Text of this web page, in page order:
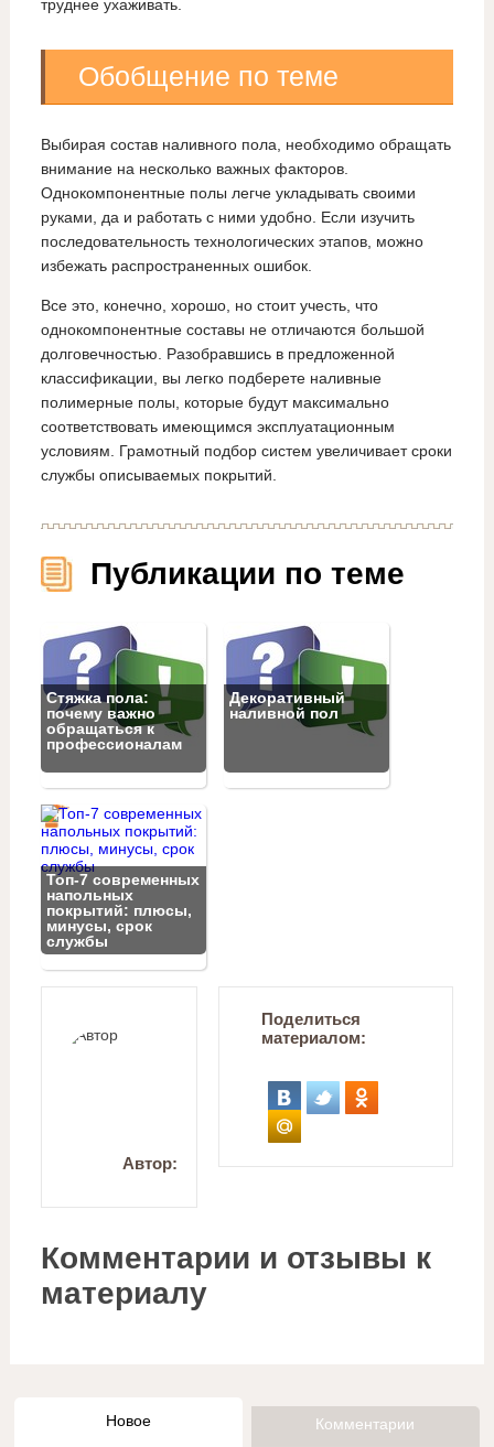
труднее ухаживать.
Обобщение по теме
Выбирая состав наливного пола, необходимо обращать
внимание на несколько важных факторов.
Однокомпонентные полы легче укладывать своими
руками, да и работать с ними удобно. Если изучить
последовательность технологических этапов, можно
избежать распространенных ошибок.
Все это, конечно, хорошо, но стоит учесть, что
однокомпонентные составы не отличаются большой
долговечностью. Разобравшись в предложенной
классификации, вы легко подберете наливные
полимерные полы, которые будут максимально
соответствовать имеющимся эксплуатационным
условиям. Грамотный подбор систем увеличивает сроки
службы описываемых покрытий.
Публикации по теме
Стяжка пола:
почему важно
обращаться к
профессионалам
Декоративный
наливной пол
Топ‑7 современных
напольных
покрытий: плюсы,
минусы, срок
службы
Автор:
Поделиться
материалом:
Комментарии и отзывы к
материалу
Новое Комментарии